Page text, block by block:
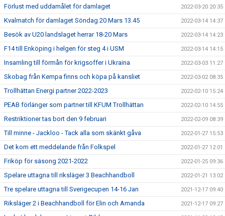
Förlust med uddamålet för damlaget 2022-03-20 20:35
Kvalmatch för damlaget Söndag 20 Mars 13.45 2022-03-14 14:37
Besök av U20 landslaget herrar 18-20 Mars 2022-03-14 14:23
F14 till Enköping i helgen för steg 4 i USM 2022-03-14 14:15
Insamling till förmån för krigsoffer i Ukraina 2022-03-03 11:27
Skobag från Kempa finns och köpa på kansliet 2022-03-02 08:35
Trollhättan Energi partner 2022-2023 2022-02-10 15:24
PEAB förlänger som partner till KFUM Trollhättan 2022-02-10 14:55
Restriktioner tas bort den 9 februari 2022-02-09 08:39
Till minne - Jackloo - Tack alla som skänkt gåva 2022-01-27 15:53
Det kom ett meddelande från Folkspel 2022-01-27 12:01
Friköp för säsong 2021-2022 2022-01-25 09:36
Spelare uttagna till riksläger 3 Beachhandboll 2022-01-21 13:02
Tre spelare uttagna till Sverigecupen 14-16 Jan 2021-12-17 09:40
Riksläger 2 i Beachhandboll för Elin och Amanda 2021-12-17 09:27